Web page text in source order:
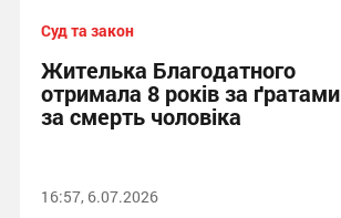
Суд та закон
Жителька Благодатного
отримала 8 років за ґратами
за смерть чоловіка
16:57, 6.07.2026